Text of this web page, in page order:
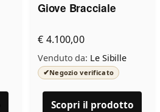
Giove Bracciale
€ 4.100,00
Venduto da: Le Sibille
✔Negozio verificato
Scopri il prodotto